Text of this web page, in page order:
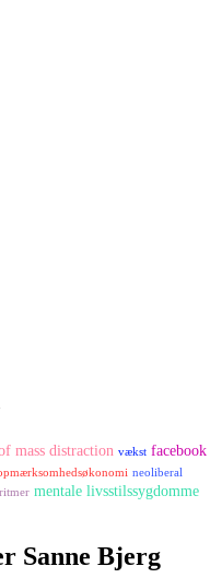
mass distraction vækst facebook
neoliberal
mentale livsstilssygdomme
Sanne Bjerg